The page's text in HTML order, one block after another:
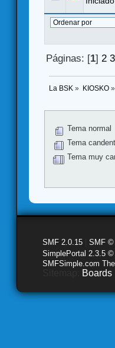
Páginas: [1] 2 3
La BSK » KIOSKO»
Tema normal
Tema
Tema muy
SMF 2.0.15 SMF ©
SimplePortal 2.3.5
SMFSimple.com
Boards